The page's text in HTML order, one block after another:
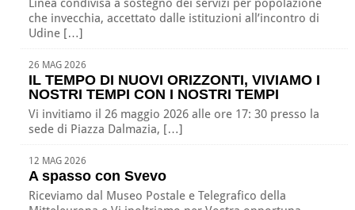
Linea condivisa a sostegno dei servizi per popolazione
che invecchia, accettato dalle istituzioni all’incontro di
Udine […]
26 MAG 2026
IL TEMPO DI NUOVI ORIZZONTI, VIVIAMO I
NOSTRI TEMPI CON I NOSTRI TEMPI
Vi invitiamo il 26 maggio 2026 alle ore 17: 30 presso la
sede di Piazza Dalmazia, […]
12 MAG 2026
A spasso con Svevo
Riceviamo dal Museo Postale e Telegrafico della